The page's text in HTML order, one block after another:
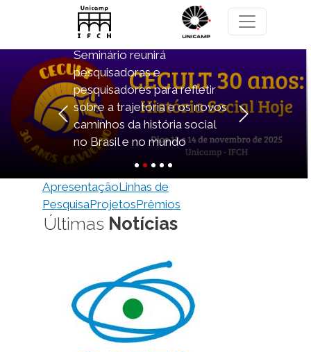
Pular para o conteúdo principal
Cecult 30 anos: História Social
Hoje
Seminário reunirá
pesquisadoras e
pesquisadores para refletir
sobre a trajetória e os novos
caminhos da história social
no Brasil e no mundo
Anterior Próximo
ApresentaçãoLinhas de
PesquisaProjetosPrêmios
Últimas Notícias